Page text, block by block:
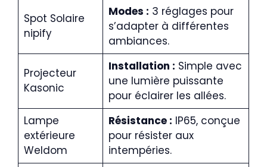
Spot Solaire
nipify
Modes : 3 réglages pour
s’adapter à différentes
ambiances.
Projecteur
Kasonic
Installation : Simple avec
une lumière puissante
pour éclairer les allées.
Lampe
extérieure
Weldom
Résistance : IP65, conçue
pour résister aux
intempéries.